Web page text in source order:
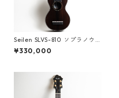
Seilen SLVS-810 ソプラノウク
レレ #2026
¥330,000